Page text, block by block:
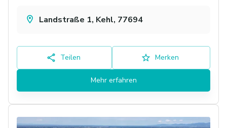
Landstraße 1, Kehl, 77694
Teilen Merken
Mehr erfahren